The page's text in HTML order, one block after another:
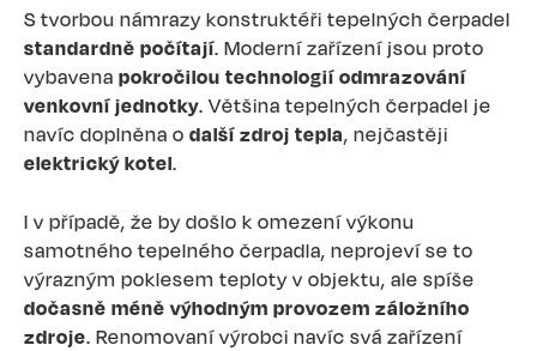
S tvorbou námrazy konstruktéři tepelných čerpadel
standardně počítají. Moderní zařízení jsou proto
vybavena pokročilou technologií odmrazování
venkovní jednotky. Většina tepelných čerpadel je
navíc doplněna o další zdroj tepla, nejčastěji
elektrický kotel.
I v případě, že by došlo k omezení výkonu
samotného tepelného čerpadla, neprojeví se to
výrazným poklesem teploty v objektu, ale spíše
dočasně méně výhodným provozem záložního
zdroje. Renomovaní výrobci navíc svá zařízení